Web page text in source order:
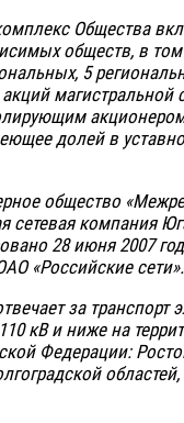
Общества
обществ, в
5
магистральной
долей в
общество
сетевая компания
28 июня 2007
«Российские сети».
за транспорт
кВ и ниже на
Федерации: